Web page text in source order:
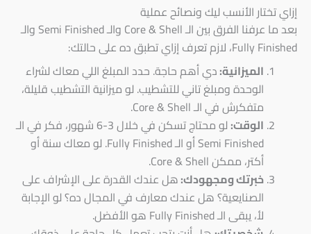
إزاي تختار الأنسب ليك ونصائح عملية
بعد ما عرفنا الفرق بين الـ Core & Shell والـ Semi Finished والـ
Fully Finished، لازم تعرف إزاي تطبق ده على حالتك:
الميزانية:دي أهم حاجة. حدد المبلغ اللي معاك لشراء
الوحدة ومبلغ تاني للتشطيب. لو ميزانية التشطيب قليلة،
متفكرش في الـ Core & Shell.
الوقت:
لو محتاج تسكن في خلال 3-6 شهور، فكر في الـ
Semi Finished أو الـ Fully Finished. لو معاك سنة أو
أكتر، ممكن Core & Shell.
خبرتك ومجهودك:هل عندك القدرة على الإشراف على
الصنايعية؟ هل عندك معارف في المجال ده؟ لو الإجابة
لأ، يبقى الـ Fully Finished هو الأفضل.